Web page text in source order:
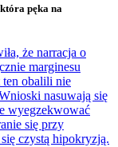
pęka na
że narracja o
marginesu
ten obalili nie
nasuwają się
wyegzekwować
się przy
czystą hipokryzją.